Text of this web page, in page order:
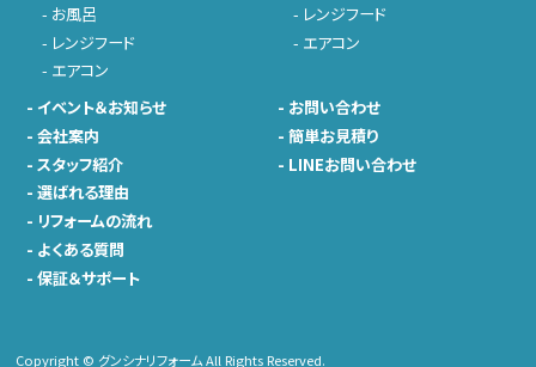
- お風呂
- レンジフード
- エアコン
- レンジフード
- エアコン
- イベント＆お知らせ
- 会社案内
- スタッフ紹介
- 選ばれる理由
- リフォームの流れ
- よくある質問
- 保証＆サポート
- お問い合わせ
-簡単お見積り
- LINEお問い合わせ
Copyright © グンシナリフォーム All Rights Reserved.